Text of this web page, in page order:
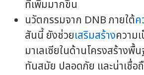
ที่เพิ่มมากขึ้น
นวัตกรรมจาก DNB ภายใต้
สันนี้ ยังช่วยเสริมสร้างความ
มาเลเซียในด้านโครงสร้าง
ทันสมัย ปลอดภัย และน่าเชื่อ